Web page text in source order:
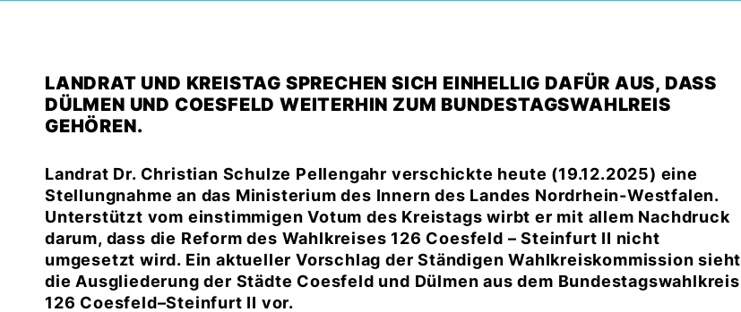
LANDRAT UND KREISTAG SPRECHEN SICH EINHELLIG DAFÜR AUS, DASS
DÜLMEN UND COESFELD WEITERHIN ZUM BUNDESTAGSWAHLREIS
GEHÖREN.
Landrat Dr. Christian Schulze Pellengahr verschickte heute (19.12.2025) eine
Stellungnahme an das Ministerium des Innern des Landes Nordrhein-Westfalen.
Unterstützt vom einstimmigen Votum des Kreistags wirbt er mit allem Nachdruck
darum, dass die Reform des Wahlkreises 126 Coesfeld – Steinfurt II nicht
umgesetzt wird. Ein aktueller Vorschlag der Ständigen Wahlkreiskommission sieht
die Ausgliederung der Städte Coesfeld und Dülmen aus dem Bundestagswahlkreis
126 Coesfeld–Steinfurt II vor.